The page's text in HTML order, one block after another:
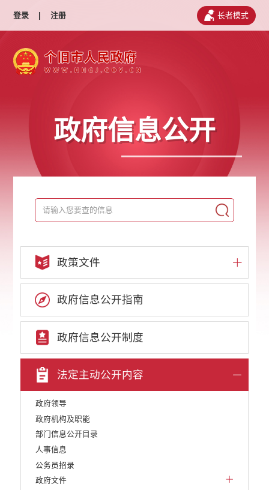
登录 | 注册 长者模式
政府信息公开
政策文件
政府信息公开指南
政府信息公开制度
法定主动公开内容
政府领导
政府机构及职能
部门信息公开目录
人事信息
公务员招录
政府文件